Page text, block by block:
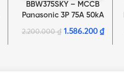
ĐỌC TIẾP
BBW375SKY – MCCB
Panasonic 3P 75A 50kA
220VAC
2.200.000₫ 1.586.200 ₫